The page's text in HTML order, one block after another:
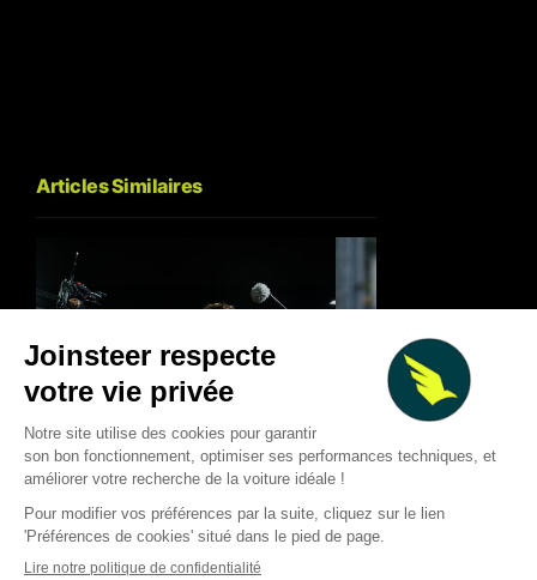
Articles Similaires
Dan Ticktum met la pression
sur Cupra Kiro après sa
victoire à Tokyo
Maximilian
rapproche
pour la prochaine